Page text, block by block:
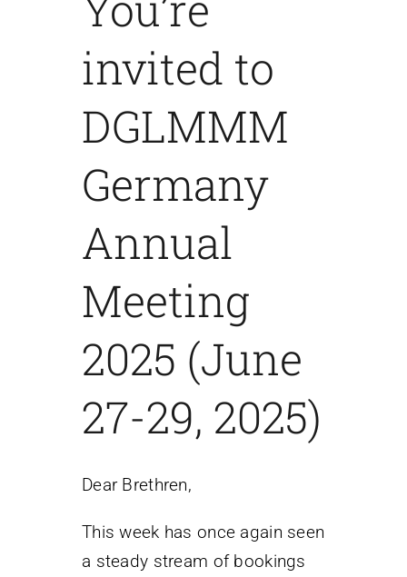
Contact
invited to
DGLMMM
Germany
Annual
Meeting
2025 (June
27-29, 2025)
Dear Brethren,
This week has once again seen
a steady stream of bookings